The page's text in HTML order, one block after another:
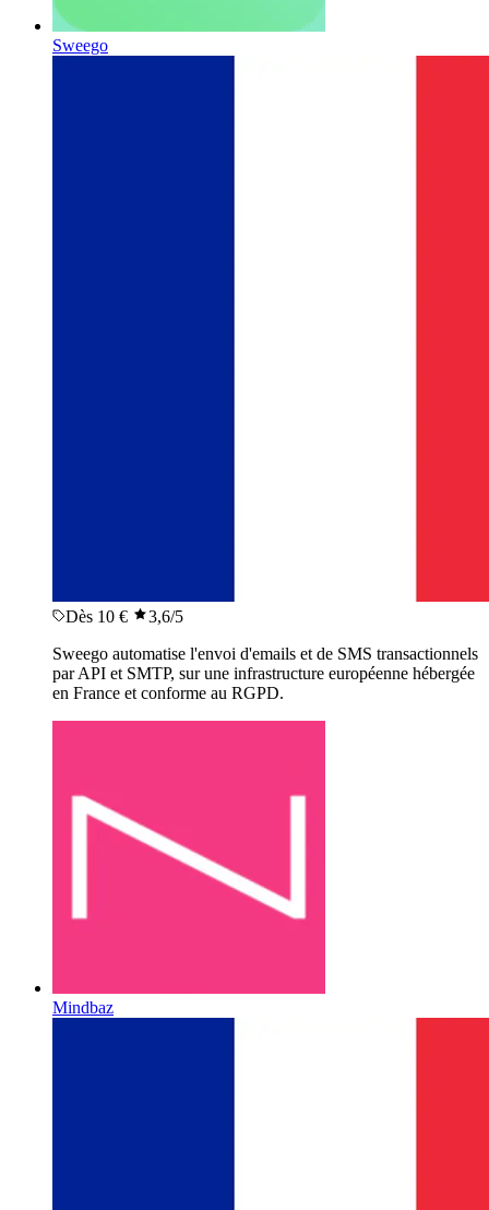
Sweego
Dès 10 € 3,6/5
Sweego automatise l'envoi d'emails et de SMS transactionnels
par API et SMTP, sur une infrastructure européenne hébergée
en France et conforme au RGPD.
Mindbaz